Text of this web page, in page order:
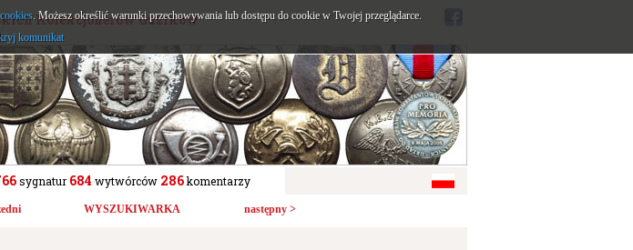
Kolekcjonerów Guzików
sygnatur684 wytwórców 286komentarzy
WYSZUKIWARKA następny >
. Możesz określić warunki przechowywania lub dostępu do cookie w Twojej przeglądarce.
komunikat